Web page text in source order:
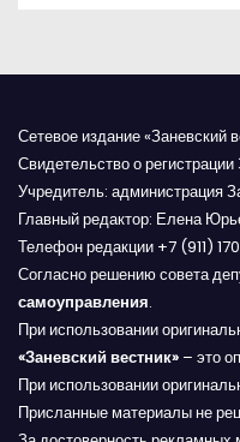
и
г
а
ц
и
я
п
Сетевое издание «Заневский
Свидетельство о
Учредитель: администрация
Главный редактор: Елена
Телефон редакции +7 (911)
Согласно решению совета
самоуправления.
При использовании
«Заневский вестник» – это
При использовании
Присланные материалы не